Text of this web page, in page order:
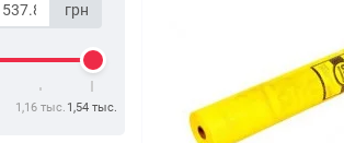
грн
1,16 тыс. 1,54 тыс.